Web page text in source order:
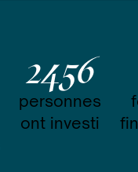
2456
personnes
ont investi